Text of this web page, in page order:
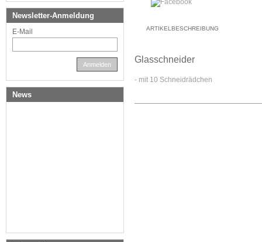
ARTIKELBESCHREIBUNG
Glasschneider
- mit 10 Schneidrädchen
Newsletter-Anmeldung
E-Mail
Anmelden
News